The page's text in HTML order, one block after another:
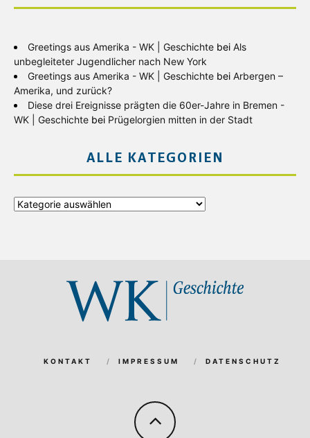
Greetings aus Amerika - WK | Geschichte bei Als
unbegleiteter Jugendlicher nach New York
Greetings aus Amerika - WK | Geschichte bei Arbergen –
Amerika, und zurück?
Diese drei Ereignisse prägten die 60er-Jahre in Bremen -
WK | Geschichte bei Prügelorgien mitten in der Stadt
ALLE KATEGORIEN
Alle
KONTAKT IMPRESSUM DATENSCHUTZ